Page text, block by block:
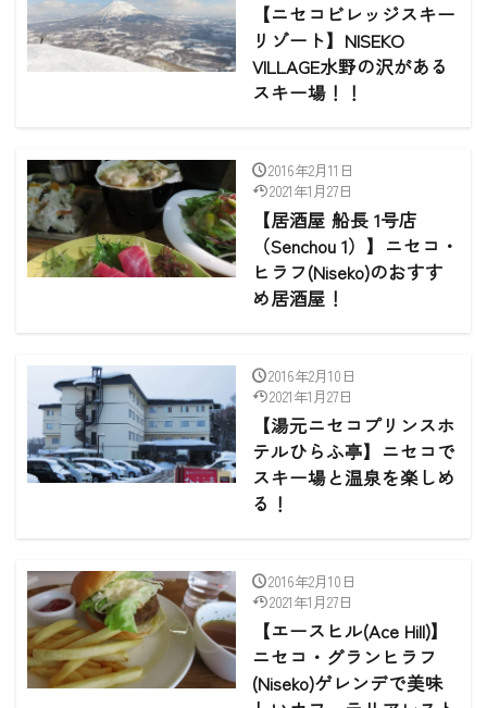
【ニセコビレッジスキー
リゾート】NISEKO
VILLAGE水野の沢がある
スキー場！！
2016年2月11日
2021年1月27日
【居酒屋 船長 1号店
（Senchou 1）】ニセコ・
ヒラフ(Niseko)のおすす
め居酒屋！
2016年2月10日
2021年1月27日
【湯元ニセコプリンスホ
テルひらふ亭】ニセコで
スキー場と温泉を楽しめ
る！
2016年2月10日
2021年1月27日
【エースヒル(Ace Hill)】
ニセコ・グランヒラフ
(Niseko)ゲレンデで美味